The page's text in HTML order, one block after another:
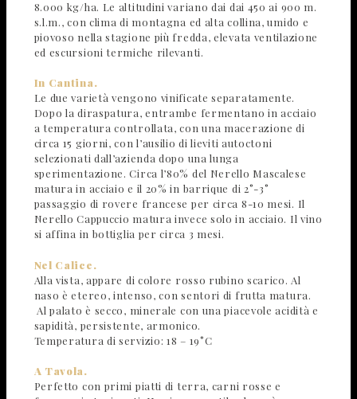
8.000 kg/ha. Le altitudini variano dai dai 450 ai 900 m.
s.l.m., con clima di montagna ed alta collina, umido e
piovoso nella stagione più fredda, elevata ventilazione
ed escursioni termiche rilevanti.
In Cantina.
Le due varietà vengono vinificate separatamente.
Dopo la diraspatura, entrambe fermentano in acciaio
a temperatura controllata, con una macerazione di
circa 15 giorni, con l’ausilio di lieviti autoctoni
selezionati dall’azienda dopo una lunga
sperimentazione. Circa l’80% del Nerello Mascalese
matura in acciaio e il 20% in barrique di 2°-3°
passaggio di rovere francese per circa 8-10 mesi. Il
Nerello Cappuccio matura invece solo in acciaio. Il vino
si affina in bottiglia per circa 3 mesi.
Nel Calice.
Alla vista, appare di colore rosso rubino scarico. Al
naso è etereo, intenso, con sentori di frutta matura.
Al palato è secco, minerale con una piacevole acidità e
sapidità, persistente, armonico.
Temperatura di servizio: 18 – 19°C
A Tavola.
Perfetto con primi piatti di terra, carni rosse e